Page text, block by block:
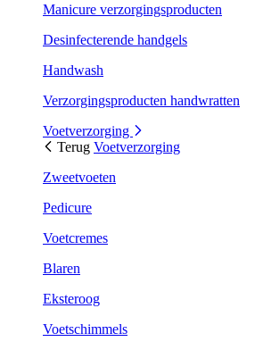
Manicure verzorgingsproducten
Desinfecterende handgels
Handwash
Verzorgingsproducten handwratten
Voetverzorging
Terug Voetverzorging
Zweetvoeten
Pedicure
Voetcremes
Blaren
Eksteroog
Voetschimmels